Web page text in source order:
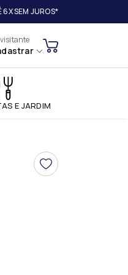
6X SEM JUROS*
E JARDIM